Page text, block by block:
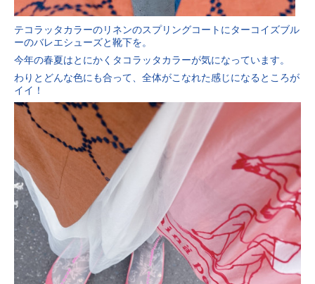
テコラッタカラーのリネンのスプリングコートにターコイズブル
ーのバレエシューズと靴下を。
今年の春夏はとにかくタコラッタカラーが気になっています。
わりとどんな色にも合って、全体がこなれた感じになるところが
イイ！